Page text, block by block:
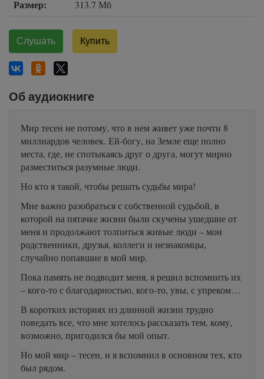
Размер: 313.7 Мб
Слушать Купить
Об аудиокниге
Мир тесен не потому, что в нем живет уже почти 8
миллиардов человек. Ей-богу, на Земле еще полно
места, где, не спотыкаясь друг о друга, могут мирно
разместиться разумные люди.
Но кто я такой, чтобы решать судьбы мира!
Мне важно разобраться с собственной судьбой, в
которой на пятачке жизни были скучены ушедшие от
меня и продолжают толпиться живые люди – мои
родственники, друзья, коллеги и незнакомцы,
случайно попавшие в мой мир.
Пока память не подводит меня, я решил вспомнить их
– кого-то с благодарностью, кого-то, увы, с упреком…
В коротких историях из длинной жизни трудно
поведать все, что мне хотелось рассказать тем, кому,
возможно, пригодился бы мой опыт.
Но мой мир – тесен, и я вспомнил в основном тех, кто
был рядом.